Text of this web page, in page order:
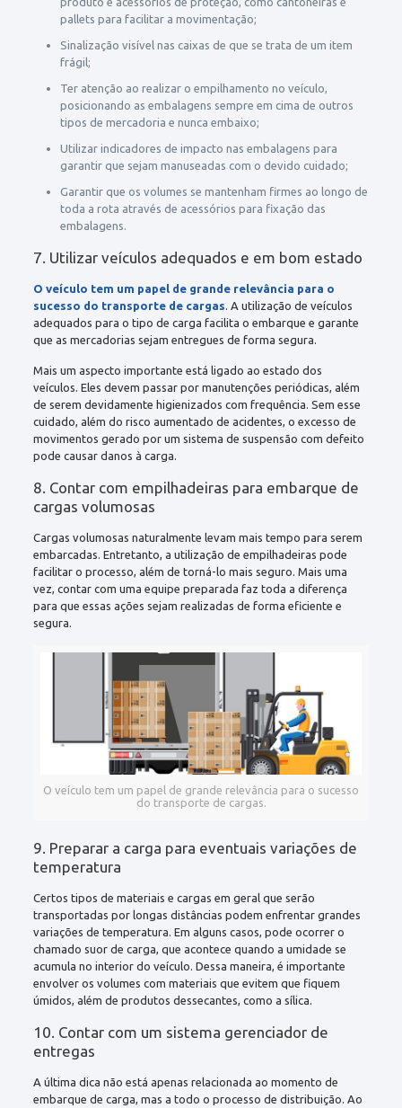
pallets para facilitar a movimentação;
Sinalização visível nas caixas de que se trata de um item
frágil;
Ter atenção ao realizar o empilhamento no veículo,
posicionando as embalagens sempre em cima de outros
tipos de mercadoria e nunca embaixo;
Utilizar indicadores de impacto nas embalagens para
garantir que sejam manuseadas com o devido cuidado;
Garantir que os volumes se mantenham firmes ao longo de
toda a rota através de acessórios para fixação das
embalagens.
7. Utilizar veículos adequados e em bom estado
O veículo tem um papel de grande relevância para o
sucesso do transporte de cargas . A utilização de veículos
adequados para o tipo de carga facilita o embarque e garante
que as mercadorias sejam entregues de forma segura.
Mais um aspecto importante está ligado ao estado dos
veículos. Eles devem passar por manutenções periódicas, além
de serem devidamente higienizados com frequência. Sem esse
cuidado, além do risco aumentado de acidentes, o excesso de
movimentos gerado por um sistema de suspensão com defeito
pode causar danos à carga.
8. Contar com empilhadeiras para embarque de
cargas volumosas
Cargas volumosas naturalmente levam mais tempo para serem
embarcadas. Entretanto, a utilização de empilhadeiras pode
facilitar o processo, além de torná-lo mais seguro. Mais uma
vez, contar com uma equipe preparada faz toda a diferença
para que essas ações sejam realizadas de forma eficiente e
segura.
O veículo tem um papel de grande relevância para o sucesso
do transporte de cargas.
9. Preparar a carga para eventuais variações de
temperatura
Certos tipos de materiais e cargas em geral que serão
transportadas por longas distâncias podem enfrentar grandes
variações de temperatura. Em alguns casos, pode ocorrer o
chamado suor de carga, que acontece quando a umidade se
acumula no interior do veículo. Dessa maneira, é importante
envolver os volumes com materiais que evitem que fiquem
úmidos, além de produtos dessecantes, como a sílica.
10. Contar com um sistema gerenciador de
entregas
A última dica não está apenas relacionada ao momento de
embarque de carga, mas a todo o processo de distribuição. Ao